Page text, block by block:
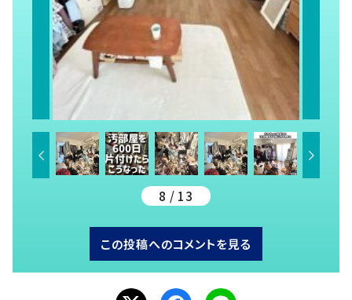
8 / 13
この投稿へのコメントを見る